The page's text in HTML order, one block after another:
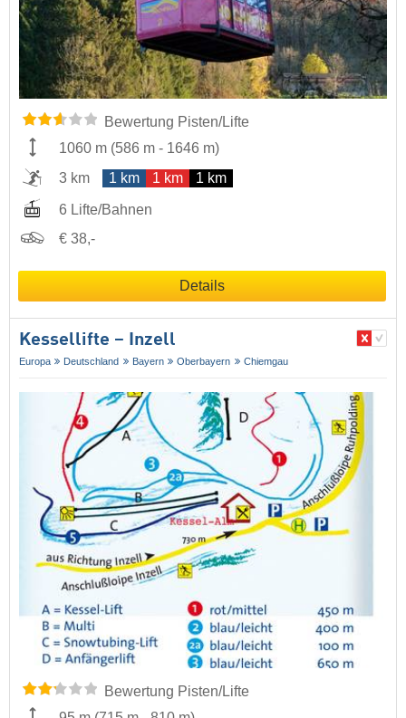
Bewertung Pisten/Lifte
1060 m (586 m - 1646 m)
3 km
1 km 1 km 1 km
6 Lifte/Bahnen
€ 38,-
Details
Kessellifte – Inzell
Europa Deutschland Bayern Oberbayern Chiemgau
Bewertung Pisten/Lifte